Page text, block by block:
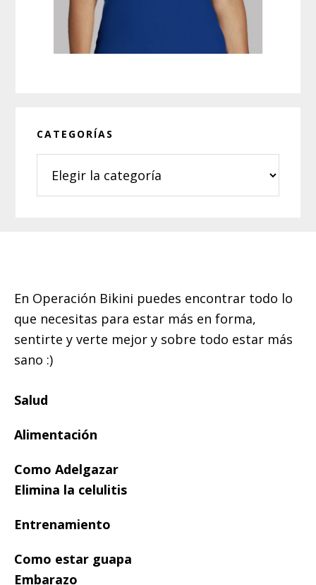
CATEGORÍAS
En Operación Bikini puedes encontrar todo lo
que necesitas para estar más en forma,
sentirte y verte mejor y sobre todo estar más
sano :)
Salud
Alimentación
Como Adelgazar
Elimina la celulitis
Entrenamiento
Como estar guapa
Embarazo